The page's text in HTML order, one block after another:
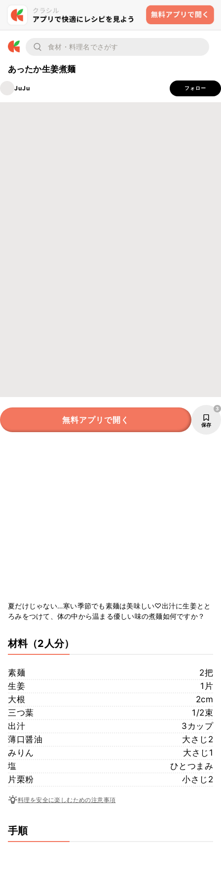
あったか生姜煮麺
JuJu フォロー
無料アプリで開く 保存
3
夏だけじゃない…寒い季節でも素麺は美味しい♡出汁に生姜とと
ろみをつけて、体の中から温まる優しい味の煮麺如何ですか？
材料（2人分）
素麺
2把
生姜
1片
大根
2cm
三つ葉
1/2束
出汁
3カップ
薄口醤油
大さじ2
みりん
大さじ1
塩
ひとつまみ
片栗粉
小さじ2
料理を安全に楽しむための注意事項
手順